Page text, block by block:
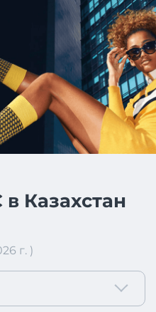
в Казахстан
г. )